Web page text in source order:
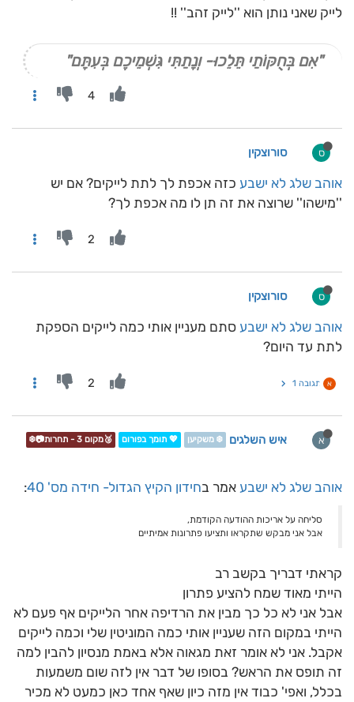
לייק שאני נותן הוא ''לייק זהב'' !!
"אִם בְּחֻקּוֹתַי תֵּלֵכוּ- וְנָתַתִּי גִּשְׁמֵיכֶם בְּעִתָּם"
4
ס סורוצקין
אוהב שלג לא ישבע כזה אכפת לך לתת לייקים? אם יש
''מישהו'' שרוצה את זה תן לו מה אכפת לך?
2
ס סורוצקין
אוהב שלג לא ישבע סתם מעניין אותי כמה לייקים הספקת
לתת עד היום?
א תגובה 1 2
א איש השלגים ❄️ משקיען 💖 תומך בפורום 🥉מקום 3 - תחרות📷❄️
אוהב שלג לא ישבע אמר בחידון הקיץ הגדול- חידה מס' 40 :
סליחה על אריכות ההודעה הקודמת,
אבל אני מבקש שתקראו ותציעו פתרונות אמיתיים
קראתי דבריך בקשב רב
הייתי מאוד שמח להציע פתרון
אבל אני לא כל כך מבין את הרדיפה אחר הלייקים אף פעם לא
הייתי במקום הזה שעניין אותי כמה המוניטין שלי וכמה לייקים
אקבל. אני לא אומר זאת מגאוה אלא באמת מנסיון להבין למה
זה תופס את הראש? בסופו של דבר אין לזה שום משמעות
בכלל, ואפי' כבוד אין מזה כיון שאף אחד כאן כמעט לא מכיר